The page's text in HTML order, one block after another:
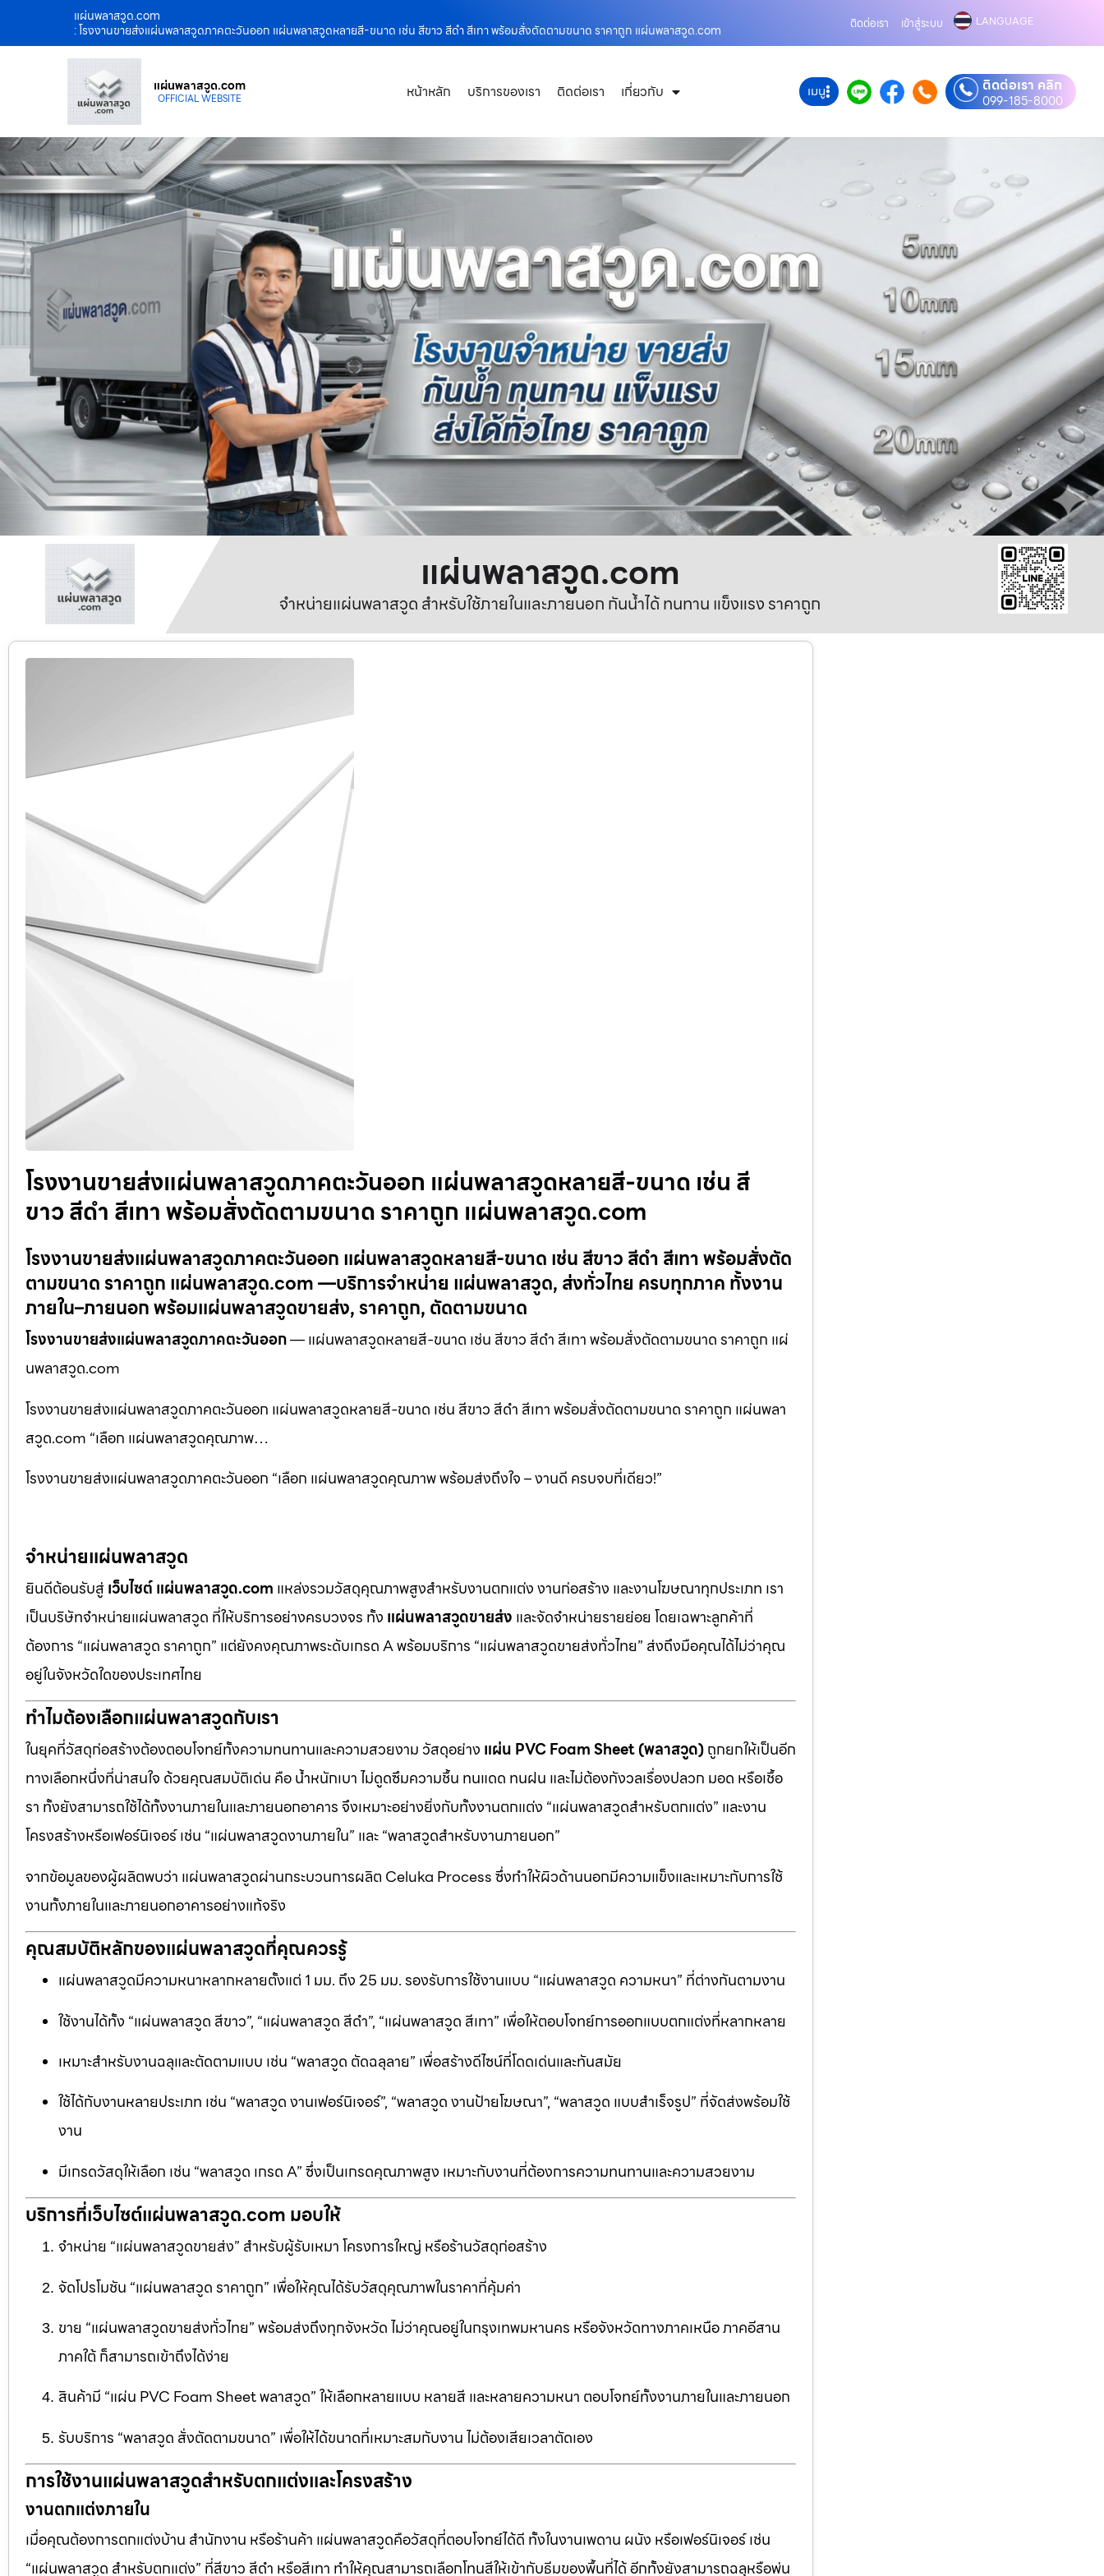
แผ่นพลาสวูด.com
: โรงงานขายส่งแผ่นพลาสวูดภาคตะวันออก แผ่นพลาสวูดหลายสี-ขนาด เช่น สีขาว สีดำ สีเทา พร้อมสั่งตัดตามขนาด ราคาถูก แผ่นพลาสวูด.com
ติดต่อเรา เข้าสู่ระบบ LANGUAGE
แผ่นพลาสวูด.com
OFFICIAL WEBSITE หน้าหลัก บริการของเรา ติดต่อเรา เกี่ยวกับ เมนู ติดต่อเรา คลิก
099-185-8000
แผ่นพลาสวูด.com
จำหน่ายแผ่นพลาสวูด สำหรับใช้ภายในและภายนอก กันน้ำได้ ทนทาน แข็งแรง ราคาถูก
โรงงานขายส่งแผ่นพลาสวูดภาคตะวันออก แผ่นพลาสวูดหลายสี-ขนาด เช่น สี
ขาว สีดำ สีเทา พร้อมสั่งตัดตามขนาด ราคาถูก แผ่นพลาสวูด.com
โรงงานขายส่งแผ่นพลาสวูดภาคตะวันออก แผ่นพลาสวูดหลายสี-ขนาด เช่น สีขาว สีดำ สีเทา พร้อมสั่งตัด
ตามขนาด ราคาถูก แผ่นพลาสวูด.com —บริการจำหน่าย แผ่นพลาสวูด, ส่งทั่วไทย ครบทุกภาค ทั้งงาน
ภายใน–ภายนอก พร้อมแผ่นพลาสวูดขายส่ง, ราคาถูก, ตัดตามขนาด
โรงงานขายส่งแผ่นพลาสวูดภาคตะวันออก— แผ่นพลาสวูดหลายสี-ขนาด เช่น สีขาว สีดำ สีเทา พร้อมสั่งตัดตามขนาด ราคาถูก แผ่
นพลาสวูด.com
โรงงานขายส่งแผ่นพลาสวูดภาคตะวันออก แผ่นพลาสวูดหลายสี-ขนาด เช่น สีขาว สีดำ สีเทา พร้อมสั่งตัดตามขนาด ราคาถูก แผ่นพลา
สวูด.com “เลือก แผ่นพลาสวูดคุณภาพ…
โรงงานขายส่งแผ่นพลาสวูดภาคตะวันออก “เลือก แผ่นพลาสวูดคุณภาพ พร้อมส่งถึงใจ – งานดี ครบจบที่เดียว!”
จำหน่ายแผ่นพลาสวูด
ยินดีต้อนรับสู่เว็บไซต์ แผ่นพลาสวูด.com แหล่งรวมวัสดุคุณภาพสูงสำหรับงานตกแต่ง งานก่อสร้าง และงานโฆษณาทุกประเภท เรา
เป็นบริษัทจำหน่ายแผ่นพลาสวูด ที่ให้บริการอย่างครบวงจร ทั้ง แผ่นพลาสวูดขายส่ง และจัดจำหน่ายรายย่อย โดยเฉพาะลูกค้าที่
ต้องการ “แผ่นพลาสวูด ราคาถูก” แต่ยังคงคุณภาพระดับเกรด A พร้อมบริการ “แผ่นพลาสวูดขายส่งทั่วไทย” ส่งถึงมือคุณได้ไม่ว่าคุณ
อยู่ในจังหวัดใดของประเทศไทย
ทำไมต้องเลือกแผ่นพลาสวูดกับเรา
ในยุคที่วัสดุก่อสร้างต้องตอบโจทย์ทั้งความทนทานและความสวยงาม วัสดุอย่าง แผ่น PVC Foam Sheet (พลาสวูด)ถูกยกให้เป็นอีก
ทางเลือกหนึ่งที่น่าสนใจ ด้วยคุณสมบัติเด่น คือ น้ำหนักเบา ไม่ดูดซึมความชื้น ทนแดด ทนฝน และไม่ต้องกังวลเรื่องปลวก มอด หรือเชื้อ
รา ทั้งยังสามารถใช้ได้ทั้งงานภายในและภายนอกอาคาร จึงเหมาะอย่างยิ่งกับทั้งงานตกแต่ง “แผ่นพลาสวูดสำหรับตกแต่ง” และงาน
โครงสร้างหรือเฟอร์นิเจอร์ เช่น “แผ่นพลาสวูดงานภายใน” และ “พลาสวูดสำหรับงานภายนอก”
จากข้อมูลของผู้ผลิตพบว่า แผ่นพลาสวูดผ่านกระบวนการผลิต Celuka Process ซึ่งทำให้ผิวด้านนอกมีความแข็งและเหมาะกับการใช้
งานทั้งภายในและภายนอกอาคารอย่างแท้จริง
คุณสมบัติหลักของแผ่นพลาสวูดที่คุณควรรู้
แผ่นพลาสวูดมีความหนาหลากหลายตั้งแต่ 1 มม. ถึง 25 มม. รองรับการใช้งานแบบ “แผ่นพลาสวูด ความหนา” ที่ต่างกันตามงาน
ใช้งานได้ทั้ง “แผ่นพลาสวูด สีขาว”, “แผ่นพลาสวูด สีดำ”, “แผ่นพลาสวูด สีเทา” เพื่อให้ตอบโจทย์การออกแบบตกแต่งที่หลากหลาย
เหมาะสำหรับงานฉลุและตัดตามแบบ เช่น “พลาสวูด ตัดฉลุลาย” เพื่อสร้างดีไซน์ที่โดดเด่นและทันสมัย
ใช้ได้กับงานหลายประเภท เช่น “พลาสวูด งานเฟอร์นิเจอร์”, “พลาสวูด งานป้ายโฆษณา”, “พลาสวูด แบบสำเร็จรูป” ที่จัดส่งพร้อมใช้
งาน
มีเกรดวัสดุให้เลือก เช่น “พลาสวูด เกรด A” ซึ่งเป็นเกรดคุณภาพสูง เหมาะกับงานที่ต้องการความทนทานและความสวยงาม
บริการที่เว็บไซต์แผ่นพลาสวูด.com มอบให้
จำหน่าย “แผ่นพลาสวูดขายส่ง” สำหรับผู้รับเหมา โครงการใหญ่ หรือร้านวัสดุก่อสร้าง
จัดโปรโมชัน “แผ่นพลาสวูด ราคาถูก” เพื่อให้คุณได้รับวัสดุคุณภาพในราคาที่คุ้มค่า
ขาย “แผ่นพลาสวูดขายส่งทั่วไทย” พร้อมส่งถึงทุกจังหวัด ไม่ว่าคุณอยู่ในกรุงเทพมหานคร หรือจังหวัดทางภาคเหนือ ภาคอีสาน
ภาคใต้ ก็สามารถเข้าถึงได้ง่าย
สินค้ามี “แผ่น PVC Foam Sheet พลาสวูด” ให้เลือกหลายแบบ หลายสี และหลายความหนา ตอบโจทย์ทั้งงานภายในและภายนอก
รับบริการ “พลาสวูด สั่งตัดตามขนาด” เพื่อให้ได้ขนาดที่เหมาะสมกับงาน ไม่ต้องเสียเวลาตัดเอง
การใช้งานแผ่นพลาสวูดสำหรับตกแต่งและโครงสร้าง
งานตกแต่งภายใน
เมื่อคุณต้องการตกแต่งบ้าน สำนักงาน หรือร้านค้า แผ่นพลาสวูดคือวัสดุที่ตอบโจทย์ได้ดี ทั้งในงานเพดาน ผนัง หรือเฟอร์นิเจอร์ เช่น
“แผ่นพลาสวูด สำหรับตกแต่ง” ที่สีขาว สีดำ หรือสีเทา ทำให้คุณสามารถเลือกโทนสีให้เข้ากับธีมของพื้นที่ได้ อีกทั้งยังสามารถฉลุหรือพ่น